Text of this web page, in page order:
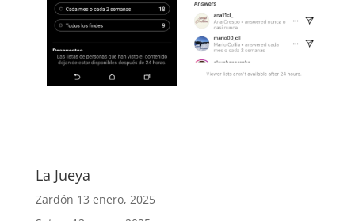
La Jueya
Zardón 13 enero, 2025